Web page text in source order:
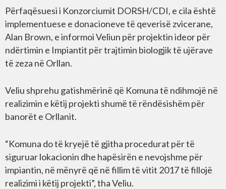
Përfaqësuesi i Konzorciumit DORSH/CDI, e cila është
implementuese e donacioneve të qeverisë zvicerane,
Alan Brown, e informoi Veliun për projektin ideor për
ndërtimin e Impiantit për trajtimin biologjik të ujërave
të zeza në Orllan.
Veliu shprehu gatishmërinë që Komuna të ndihmojë në
realizimin e këtij projekti shumë të rëndësishëm për
banorët e Orllanit.
“Komuna do të kryejë të gjitha procedurat për të
siguruar lokacionin dhe hapësirën e nevojshme për
impiantin, në mënyrë që në fillim të vitit 2017 të fillojë
realizimi i këtij projekti”, tha Veliu.